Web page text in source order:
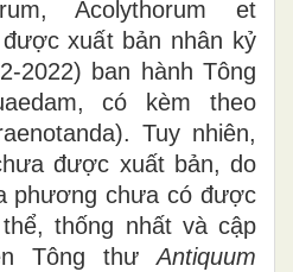
Acolythorum et
xuất bản nhân kỷ
2022) ban hành Tông
có kèm theo
Tuy nhiên,
được xuất bản, do
phương chưa có được
thống nhất và cập
Tông thưAntiquum